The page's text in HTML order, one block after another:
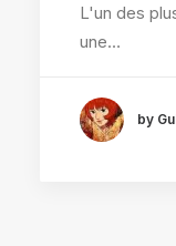
L'un des
une…
by